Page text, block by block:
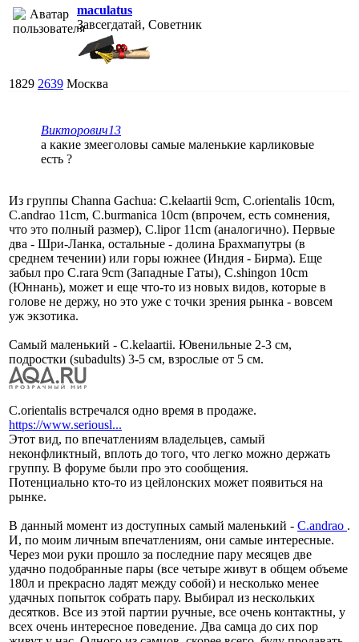
maculatus
Завсегдатай, Советник
1829 2639 Москва
Викторович13
а какие змееголовы самые маленькие карликовые
есть ?
Из группы Channa Gachua: C.kelaartii 9cm, C.orientalis 10cm,
C.andrao 11cm, C.burmanica 10cm (впрочем, есть сомнения,
что это полный размер), C.lipor 11cm (аналогично). Первые
два - Шри-Ланка, остальные - долина Брахмапутры (в
среднем течении) или горы южнее (Индия - Бирма). Еще
забыл про C.rara 9cm (Западные Гаты), C.shingon 10cm
(Юннань), может и еще что-то из новых видов, которые в
голове не держу, но это уже с точки зрения рынка - вовсем
уж экзотика.
Самый маленький - C.kelaartii. Ювенильные 2-3 см,
подростки (subadults) 3-5 см, взрослые от 5 см.
C.orientalis встречался одно время в продаже.
https://www.seriousl...
Этот вид, по впечатлениям владельцев, самый
неконфликтный, вплоть до того, что легко можно держать
группу. В форуме были про это сообщения.
Потенциально кто-то из цейлонских может появиться на
рынке.
В данный момент из доступных самый маленький - C.andrao .
И, по моим личным впечатлениям, они самые интересные.
Через мои руки прошло за последние пару месяцев две
удачно подобранные пары (все четыре живут в общем объеме
180л и прекрасно ладят между собой) и несколько менее
удачных попыток собрать пару. Выбирал из нескольких
десятков. Все из этой партии ручные, все очень контактны, у
всех очень интересное поведение. Два самца до сих пор